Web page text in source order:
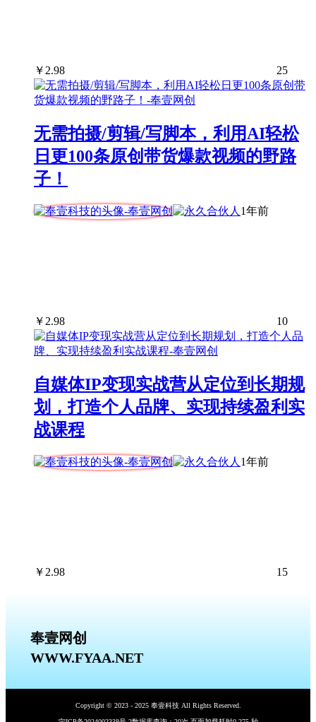
￥ 2.98 25
无需拍摄/剪辑/写脚本，利用AI轻松
日更100条原创带货爆款视频的野路
子！
1年前
￥ 2.98 10
自媒体IP变现实战营从定位到长期规
划，打造个人品牌、实现持续盈利实
战课程
1年前
￥ 2.98 15
奉壹网创
WWW.FYAA.NET
Copyright © 2023 - 2025 奉壹科技 All Rights Reserved.